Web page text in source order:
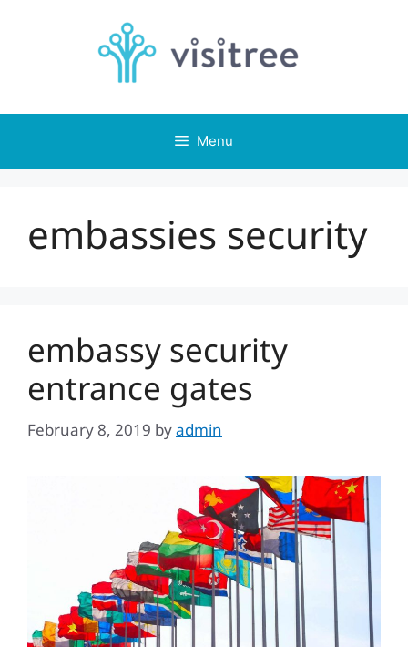
Menu
embassies security
embassy security
entrance gates
February 8, 2019byadmin